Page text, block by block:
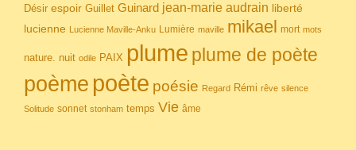
Désir espoir Guillet Guinard jean-marie audrain liberté
lucienne Lucienne Maville-Anku Lumière maville mikael mort mots
nature. nuit odile PAIX plume plume de poète
poème poète poésie Regard Rémi rêve silence
Solitude sonnet stonham temps Vie âme